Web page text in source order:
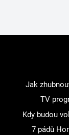
Jak
TV
Kdy budou
7 pádů